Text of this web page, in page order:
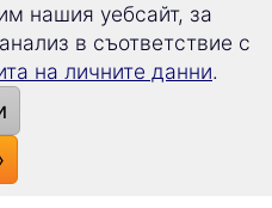
учебно време
ефективно и
учебни часа ще
C1 и C2
рамка.
нашия уебсайт, за
в съответствие с
на личните данни.